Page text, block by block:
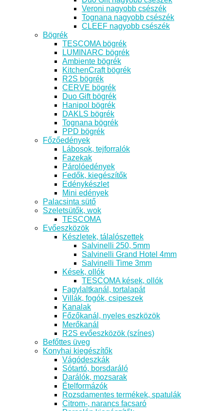
Veroni nagyobb csészék
Tognana nagyobb csészék
CLEEF nagyobb csészék
Bögrék
TESCOMA bögrék
LUMINARC bögrék
Ambiente bögrék
KitchenCraft bögrék
R2S bögrék
CERVE bögrék
Duo Gift bögrék
Hanipol bögrék
DAKLS bögrék
Tognana bögrék
PPD bögrék
Főzőedények
Lábosok, tejforralók
Fazekak
Párolóedények
Fedők, kiegészítők
Edénykészlet
Mini edények
Palacsinta sütő
Szeletsütők, wok
TESCOMA
Evőeszközök
Készletek, tálalószettek
Salvinelli 250, 5mm
Salvinelli Grand Hotel 4mm
Salvinelli Time 3mm
Kések, ollók
TESCOMA kések, ollók
Fagylaltkanál, tortalapát
Villák, fogók, csipeszek
Kanalak
Főzőkanál, nyeles eszközök
Merőkanál
R2S evőeszközök (színes)
Befőttes üveg
Konyhai kiegészítők
Vágódeszkák
Sótartó, borsdaráló
Darálók, mozsarak
Ételformázók
Rozsdamentes termékek, spatulák
Citrom-, narancs facsaró